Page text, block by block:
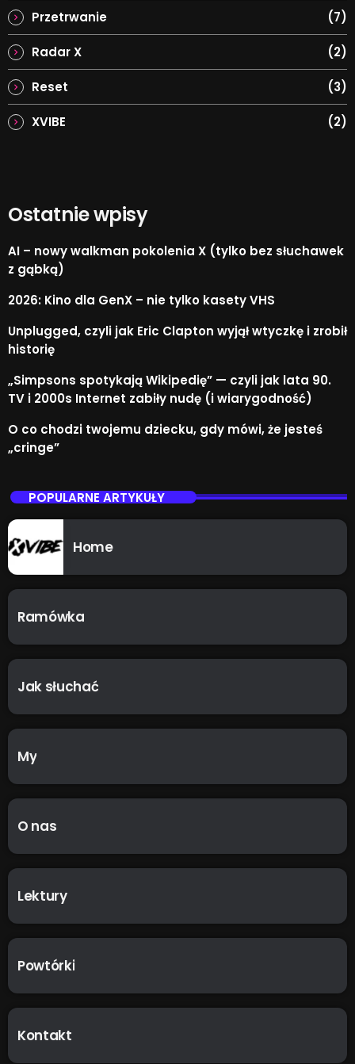
Przetrwanie (7)
Radar X (2)
Reset (3)
XVIBE (2)
Ostatnie wpisy
AI – nowy walkman pokolenia X (tylko bez słuchawek
z gąbką)
2026: Kino dla GenX – nie tylko kasety VHS
Unplugged, czyli jak Eric Clapton wyjął wtyczkę i zrobił
historię
„Simpsons spotykają Wikipedię” — czyli jak lata 90.
TV i 2000s Internet zabiły nudę (i wiarygodność)
O co chodzi twojemu dziecku, gdy mówi, że jesteś
„cringe”
POPULARNE ARTYKUŁY
Home
Ramówka
Jak słuchać
My
O nas
Lektury
Powtórki
Kontakt